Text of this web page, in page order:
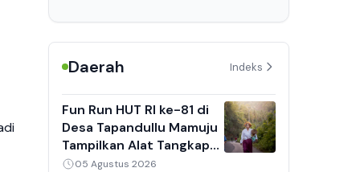
Daerah Indeks
Fun Run HUT RI ke-81 di
Desa Tapandullu Mamuju
Tampilkan Alat Tangkap
Nelayan Tradisional,
05 Agustus 2026